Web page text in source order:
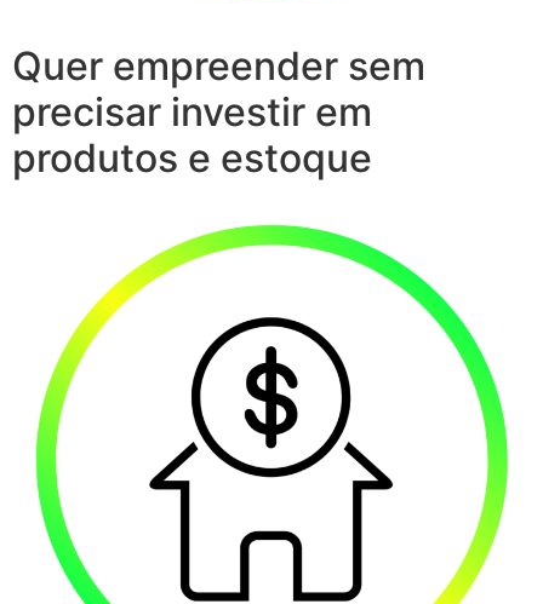
Quer empreender sem
precisar investir em
produtos e estoque